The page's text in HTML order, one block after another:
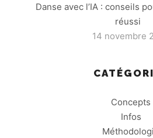
Danse avec l’IA : conseils
réussi
14 novembre
Concepts
Infos